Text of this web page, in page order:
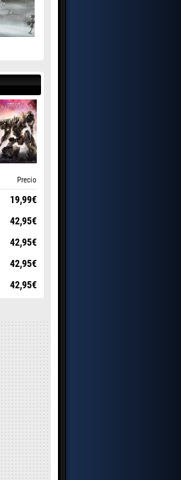
Precio
19,99€
42,95€
42,95€
42,95€
42,95€